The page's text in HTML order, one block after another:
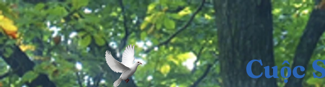
Cuộc